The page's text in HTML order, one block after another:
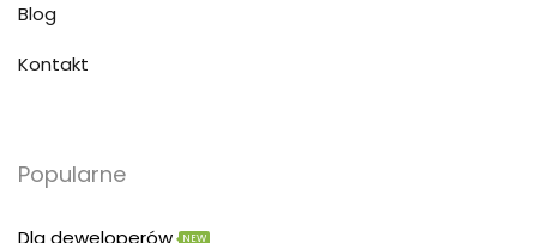
Blog
Kontakt
Popularne
Dla deweloperów NEW